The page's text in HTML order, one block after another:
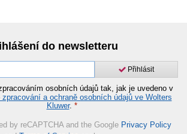
do newsletteru
Přihlásit
osobních údajů tak, jak je uvedeno v
zpracování a ochraně osobních údajů ve Wolters
Kluwer. *
by reCAPTCHA and the Google Privacy Policy